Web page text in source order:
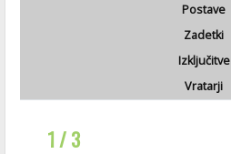
Postave
Zadetki
Izključitve
Vratarji
1 / 3